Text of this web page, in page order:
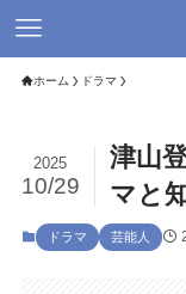
ホーム ドラマ
津山
マと
2025
10/29
ドラマ 芸能人